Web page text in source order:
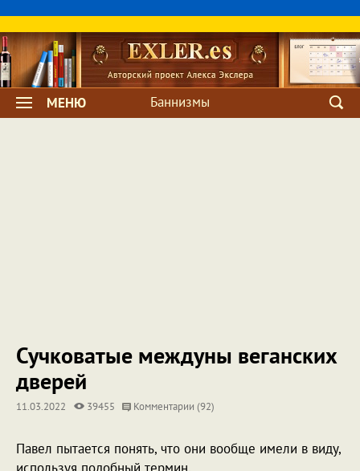
МЕНЮ Баннизмы
Сучковатые междуны веганских
дверей
11.03.2022 39455 Комментарии (92)
Павел пытается понять, что они вообще имели в виду,